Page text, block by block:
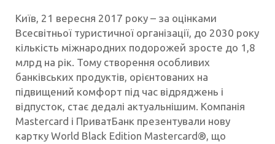
Київ, 21 вересня 2017 року – за оцінками
Всесвітньої туристичної організації, до 2030 року
кількість міжнародних подорожей зросте до 1,8
млрд на рік. Тому створення особливих
банківських продуктів, орієнтованих на
підвищений комфорт під час відряджень і
відпусток, стає дедалі актуальнішим. Компанія
Mastercard і ПриватБанк презентували нову
картку World Black Edition Mastercard®, що